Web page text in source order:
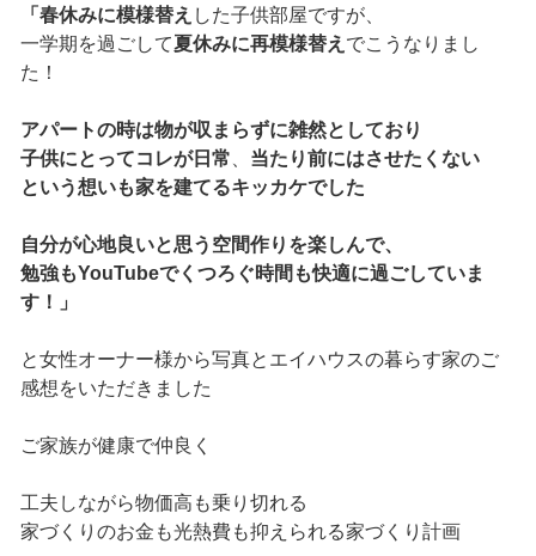
「春休みに模様替え した子供部屋ですが、
一学期を過ごして夏休みに再模様替え でこうなりまし
た！
アパートの時は物が収まらずに雑然としており
子供にとってコレが日常
当たり前にはさせたくない
という想いも家を建てるキッカケでした
自分が心地良いと思う空間作りを楽しんで、
勉強もYouTubeでくつろぐ時間も快適に過ごしていま
す！」
と女性オーナー様から写真とエイハウスの暮らす家のご
感想をいただきました
ご家族が健康で仲良く
工夫しながら物価高も乗り切れる
家づくりのお金も光熱費も抑えられる家づくり計画